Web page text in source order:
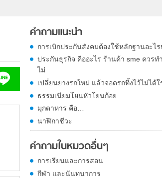
คำถามแนะนำ
การเบิกประกันสังคมต้องใช้หลักฐานอะไร
ประกันธุรกิจ คืออะไร ร้านค้า sme ควรท
ไม่
เปลี่ยนยางรถใหม่ แล้วจอดรถทิ้งไว้ไม่ได้
ธรรมเนียมโยนหัวโยนก้อย
มุกดาหาร คือ…
นาฬิกาชีวะ
คำถามในหมวดอื่นๆ
การเรียนและการสอน
กีฬา และนันทนาการ